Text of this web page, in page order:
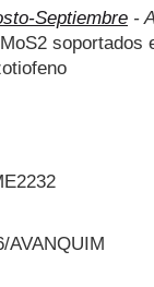
Septiembre -
soportados
AVANQUIM